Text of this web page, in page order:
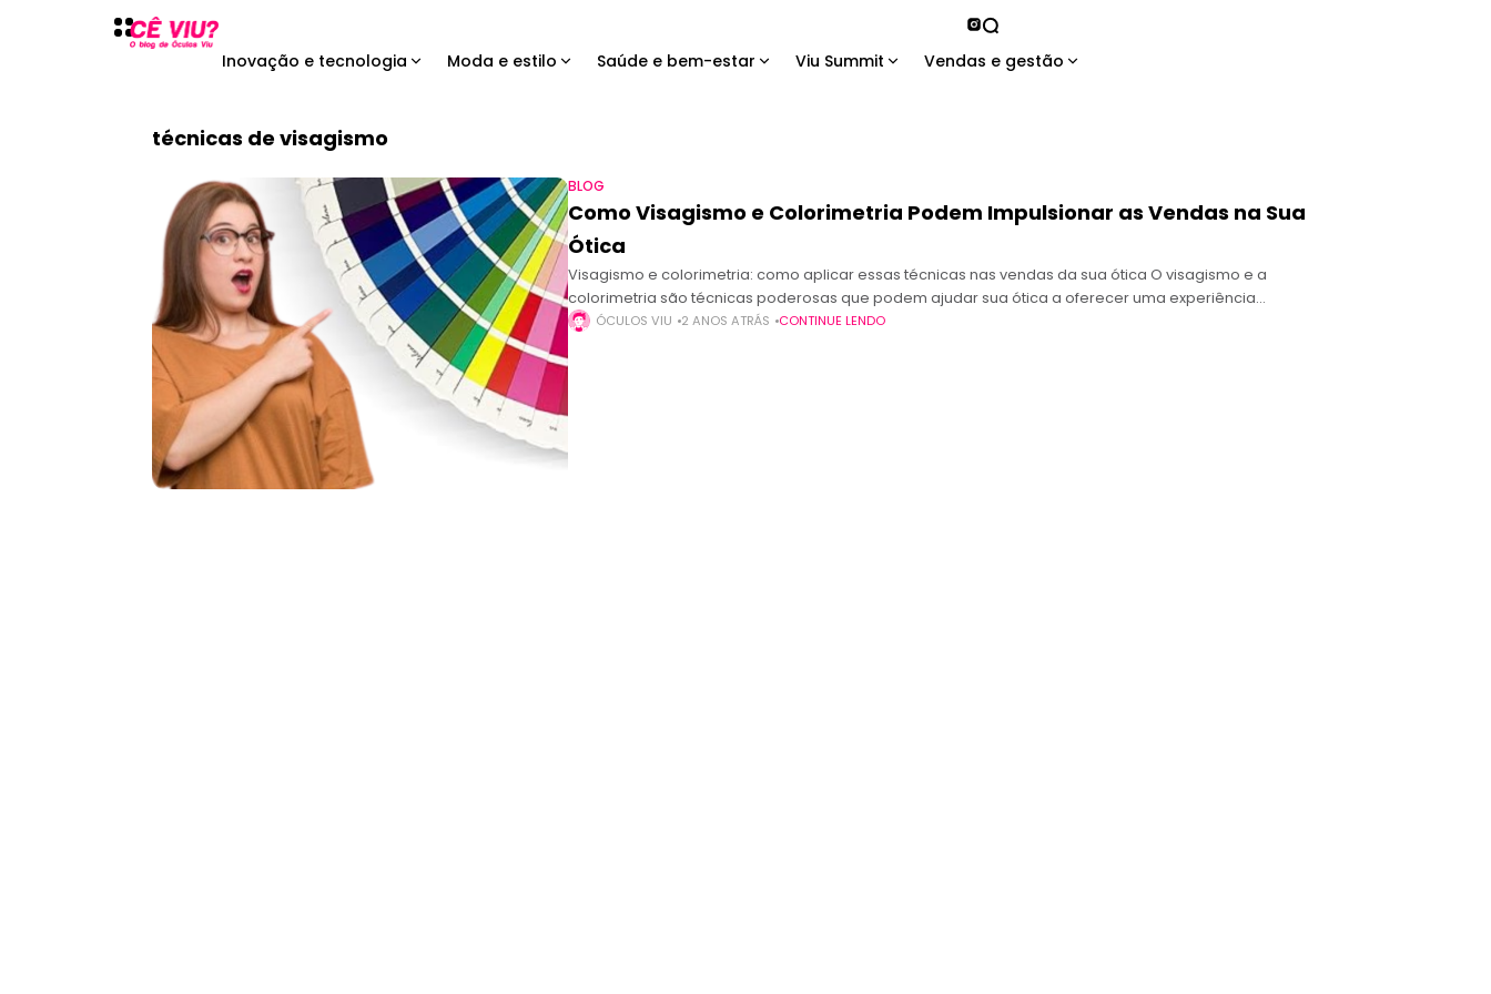
Inovação e tecnologia Moda e estilo Saúde e bem-estar Viu Summit Vendas e gestão
técnicas de visagismo
BLOG
Como Visagismo e Colorimetria Podem Impulsionar as Vendas na Sua
Ótica
Visagismo e colorimetria: como aplicar essas técnicas nas vendas da sua ótica O visagismo e a
colorimetria são técnicas poderosas que podem ajudar sua ótica a oferecer uma experiência
diferenciada
ÓCULOS VIU 2 ANOS ATRÁS CONTINUE LENDO